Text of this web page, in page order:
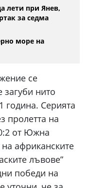
лети при Янев,
за седма
море на
се
нито
година. Серията
пролетта на
от Южна
африканските
лъвове”
победи на